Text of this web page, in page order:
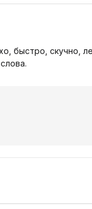
быстро, скучно,